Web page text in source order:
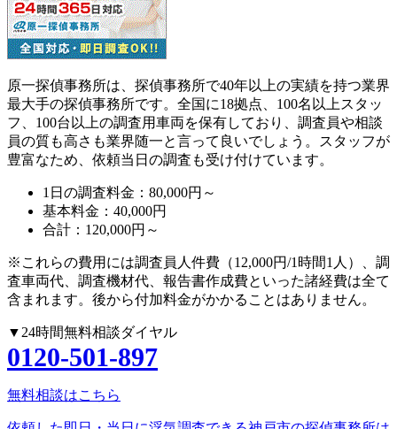
原一探偵事務所は、探偵事務所で40年以上の実績を持つ業界
最大手の探偵事務所です。全国に18拠点、100名以上スタッ
フ、100台以上の調査用車両を保有しており、調査員や相談
員の質も高さも業界随一と言って良いでしょう。スタッフが
豊富なため、依頼当日の調査も受け付けています。
1日の調査料金： 80,000円～
基本料金： 40,000円
合計： 120,000円～
※これらの費用には調査員人件費（12,000円/1時間1人）、調
査車両代、調査機材代、報告書作成費といった諸経費は全て
含まれます。後から付加料金がかかることはありません。
▼24時間無料相談ダイヤル
0120-501-897
無料相談はこちら